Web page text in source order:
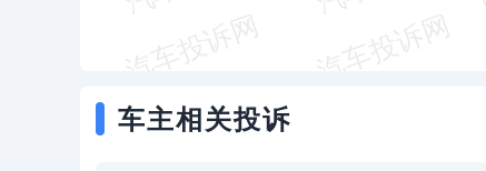
车主相关投诉